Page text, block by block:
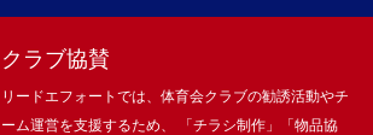
クラブ協賛
リードエフォートでは、体育会クラブの勧誘活動やチ
ーム運営を支援するため、 「チラシ制作」「物品協